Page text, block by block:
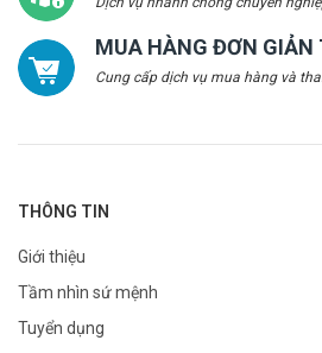
MUA HÀNG ĐƠN GIẢN
Cung cấp dịch vụ mua hàng và
THÔNG TIN
Giới thiệu
Tầm nhìn sứ mệnh
Tuyển dụng